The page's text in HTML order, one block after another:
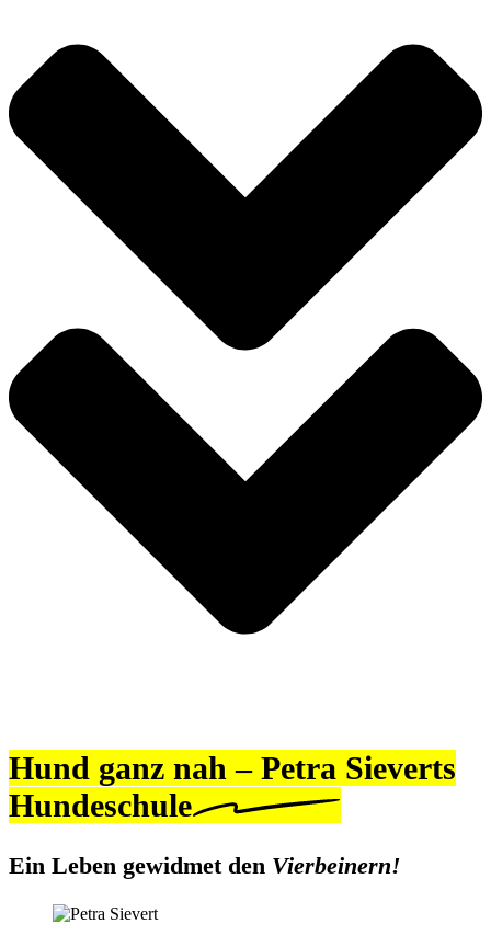
Hund ganz nah – Petra Sieverts
Hundeschule
Ein Leben gewidmet den Vierbeinern!